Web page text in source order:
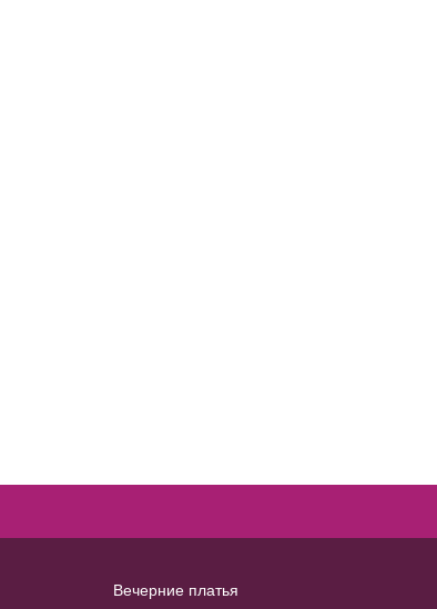
50 52
Вечерние платья